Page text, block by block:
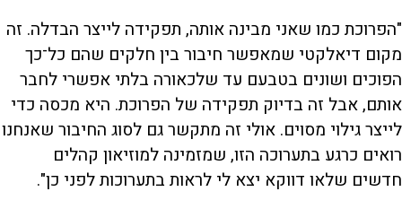
"הפרוכת כמו שאני מבינה אותה, תפקידה לייצר הבדלה. זה
מקום דיאלקטי שמאפשר חיבור בין חלקים שהם כל־כך
הפוכים ושונים בטבעם עד שלכאורה בלתי אפשרי לחבר
אותם, אבל זה בדיוק תפקידה של הפרוכת. היא מכסה כדי
לייצר גילוי מסוים. אולי זה מתקשר גם לסוג החיבור שאנחנו
רואים כרגע בתערוכה הזו, שמזמינה למוזיאון קהלים
חדשים שלאו דווקא יצא לי לראות בתערוכות לפני כן".